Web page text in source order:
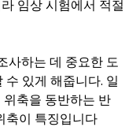
임상 시험에서 적절
사하는 데 중요한 도
있게 해줍니다. 일
축을 동반하는 반
축이 특징입니다